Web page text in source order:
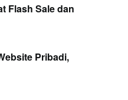
Flash Sale dan
Pribadi,